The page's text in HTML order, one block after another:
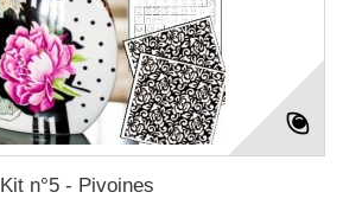
Kit n°5 - Pivoines